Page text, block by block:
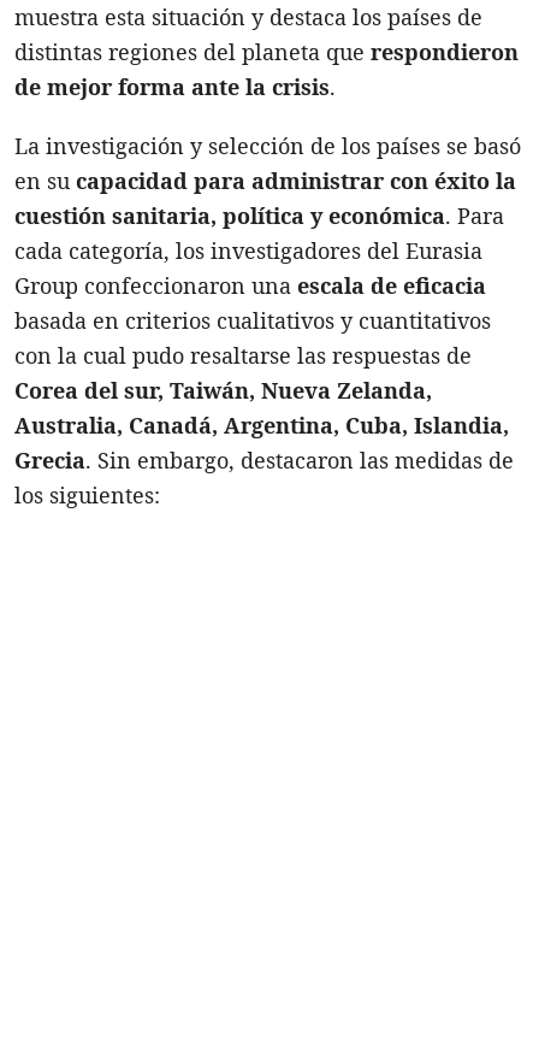
muestra esta situación y destaca los países de
distintas regiones del planeta que respondieron
de mejor forma ante la crisis.
La investigación y selección de los países se basó
en su capacidad para administrar con éxito la
cuestión sanitaria, política y económica. Para
cada categoría, los investigadores del Eurasia
Group confeccionaron una escala de eficacia
basada en criterios cualitativos y cuantitativos
con la cual pudo resaltarse las respuestas de
Corea del sur, Taiwán, Nueva Zelanda,
Australia, Canadá, Argentina, Cuba, Islandia,
Grecia. Sin embargo, destacaron las medidas de
los siguientes: